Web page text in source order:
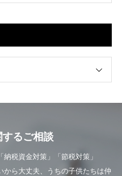
るご相談
税資金対策」「節税対策」
から大丈夫、うちの子供たちは仲